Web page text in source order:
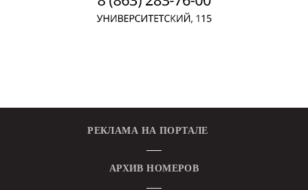
РЕКЛАМА НА ПОРТАЛЕ
АРХИВ НОМЕРОВ